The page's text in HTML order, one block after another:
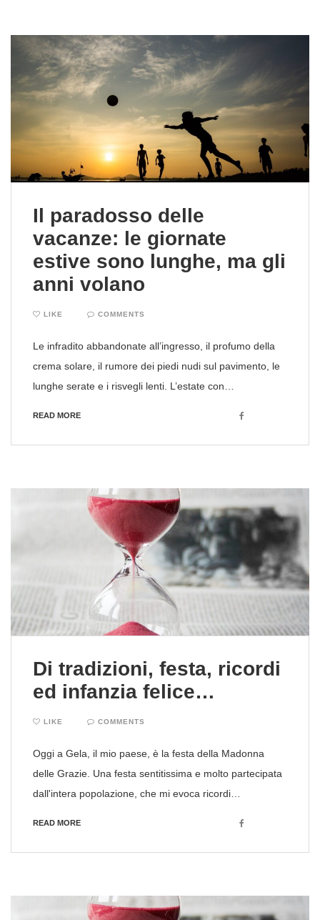
Il paradosso delle
vacanze: le giornate
estive sono lunghe, ma gli
anni volano
LIKE COMMENTS
Le infradito abbandonate all’ingresso, il profumo della
crema solare, il rumore dei piedi nudi sul pavimento, le
lunghe serate e i risvegli lenti. L’estate con…
READ MORE Facebook
Di tradizioni, festa, ricordi
ed infanzia felice…
LIKE COMMENTS
Oggi a Gela, il mio paese, è la festa della Madonna
delle Grazie. Una festa sentitissima e molto partecipata
dall'intera popolazione, che mi evoca ricordi…
READ MORE Facebook